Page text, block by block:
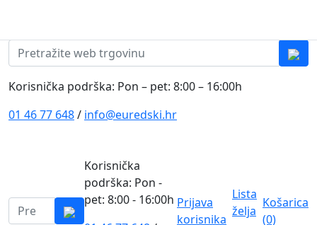
Pretraži:
Korisnička podrška: Pon – pet: 8:00 – 16:00h
01 46 77 648/ info@euredski.hr
Pretraži:
Korisnička
podrška: Pon -
pet: 8:00 - 16:00h Prijava
korisnika
Lista
želja
Košarica
(0)